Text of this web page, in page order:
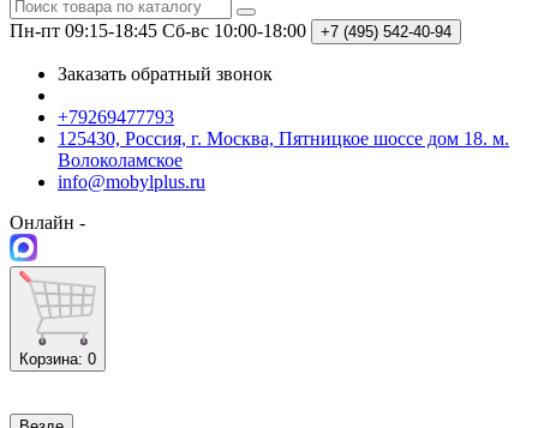
Пн-пт 09:15-18:45 Сб-вс 10:00-18:00 +7 (495) 542-40-94
Заказать обратный звонок
+79269477793
125430, Россия, г. Москва, Пятницкое шоссе дом 18. м.
Волоколамское
info@mobylplus.ru
Онлайн -
Корзина: 0